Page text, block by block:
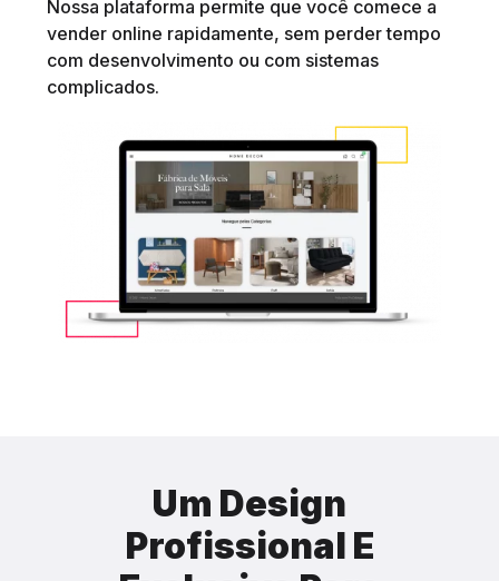
Nossa plataforma permite que você comece a
vender online rapidamente, sem perder tempo
com desenvolvimento ou com sistemas
complicados.
Um Design
Profissional E